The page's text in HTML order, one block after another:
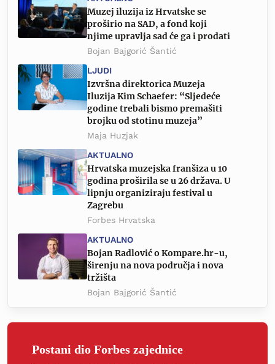
Muzej iluzija iz Hrvatske se
proširio na SAD, a fond koji
njime upravlja sad će ga i prodati
Bojan Bajgorić Šantić
LJUDI
Izvršna direktorica Muzeja
Iluzija Kim Schaefer: “Sljedeće
godine trebali bismo premašiti
brojku od stotinu muzeja”
Maja Huzjak
AKTUALNO
Hrvatska muzejska franšiza u 10
godina proširila se u 26 država. U
lipnju organiziraju festival u
Zagrebu
Forbes Hrvatska
AKTUALNO
Bojan Radlović o Kompare.hr-u,
širenju na nova područja i nova
tržišta
Bojan Bajgorić Šantić
Postani dio Forbes zajednice